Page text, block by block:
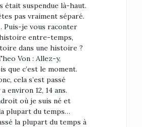
était suspendue là-haut.
pas vraiment séparé.
Puis-je vous raconter
entre-temps,
dans une histoire ?
Von : Allez-y,
que c’est le moment.
cela s’est passé
environ 12, 14 ans.
où je suis né et
plupart du temps…
la plupart du temps à